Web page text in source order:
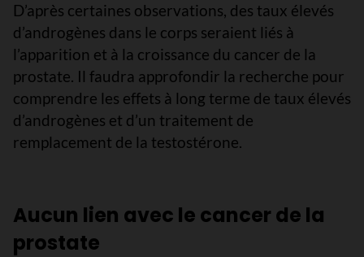
D’après certaines observations, des taux élevés
d’androgènes dans le corps seraient liés à
l’apparition et à la croissance du cancer de la
prostate. Il faudra approfondir la recherche pour
comprendre les effets à long terme de taux élevés
d’androgènes et d’un traitement de
remplacement de la testostérone.
Aucun lien avec le cancer de la
prostate